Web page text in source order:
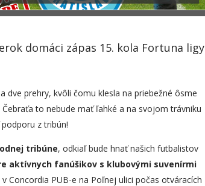
domáci zápas 15. kola Fortuna ligy
dve prehry, kvôli čomu klesla na priebežné ôsme
to nebude mať ľahké a na svojom trávniku
z tribún!
tribúne, odkiaľ bude hnať našich futbalistov
aktívnych fanúšikov s klubovými suvenírmi
Concordia PUB-e na Poľnej ulici počas otváracích